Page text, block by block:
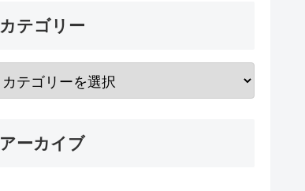
カテゴリー
アーカイブ